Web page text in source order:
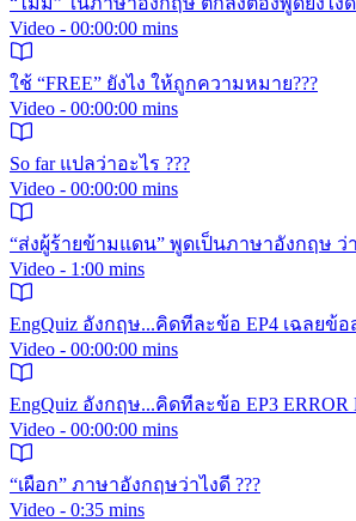
Video - 00:00:00 mins
ใช้ “FREE” ยังไง ให้ถูกความหมาย???
Video - 00:00:00 mins
So far แปลว่าอะไร ???
Video - 00:00:00 mins
“ส่งผู้ร้ายข้ามแดน” พูดเป็นภาษาอังกฤษ ว่า
Video - 1:00 mins
EngQuiz อังกฤษ...คิดทีละข้อ EP4 เฉลยข้อ
Video - 00:00:00 mins
EngQuiz อังกฤษ...คิดทีละข้อ EP3 ERROR
Video - 00:00:00 mins
“เผือก” ภาษาอังกฤษว่าไงดี ???
Video - 0:35 mins